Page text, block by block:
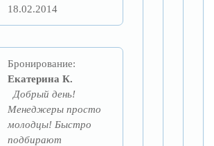
18.02.2014
Бронирование:
Екатерина К.
Добрый день!
Менеджеры просто
молодцы! Быстро
подбирают